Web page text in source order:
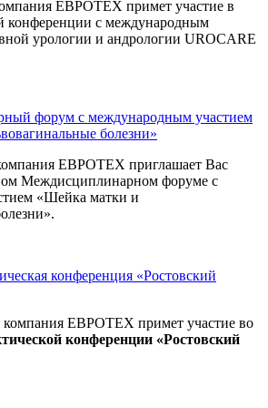
ЕВРОТЕХ примет участие в
конференции с международным
урологии и андрологии UROCARE
форум с международным участием
болезни»
ЕВРОТЕХ приглашает Вас
ом Междисциплинарном форуме с
«Шейка матки и
конференция «Ростовский
компания ЕВРОТЕХ примет участие во
конференции «Ростовский